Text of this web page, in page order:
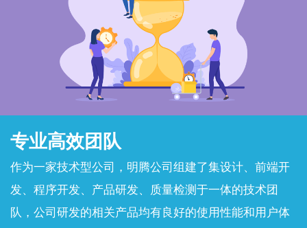
专业高效团队
作为一家技术型公司，明腾公司组建了集设计、前端开
发、程序开发、产品研发、质量检测于一体的技术团
队，公司研发的相关产品均有良好的使用性能和用户体